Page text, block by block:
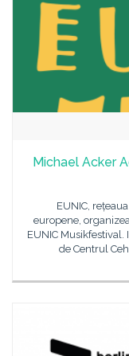
Michael Acker
EUNIC,
europene,
EUNIC
de Centrul